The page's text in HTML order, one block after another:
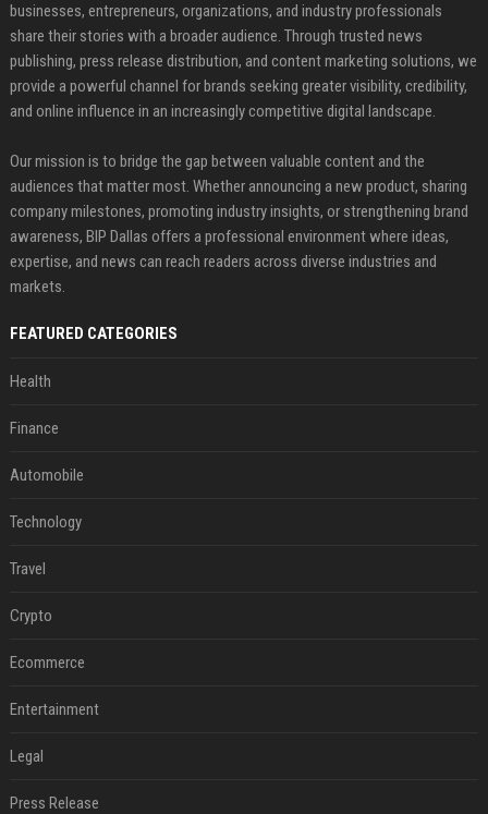
businesses, entrepreneurs, organizations, and industry professionals
share their stories with a broader audience. Through trusted news
publishing, press release distribution, and content marketing solutions, we
provide a powerful channel for brands seeking greater visibility, credibility,
and online influence in an increasingly competitive digital landscape.
Our mission is to bridge the gap between valuable content and the
audiences that matter most. Whether announcing a new product, sharing
company milestones, promoting industry insights, or strengthening brand
awareness, BIP Dallas offers a professional environment where ideas,
expertise, and news can reach readers across diverse industries and
markets.
FEATURED CATEGORIES
Health
Finance
Automobile
Technology
Travel
Crypto
Ecommerce
Entertainment
Legal
Press Release